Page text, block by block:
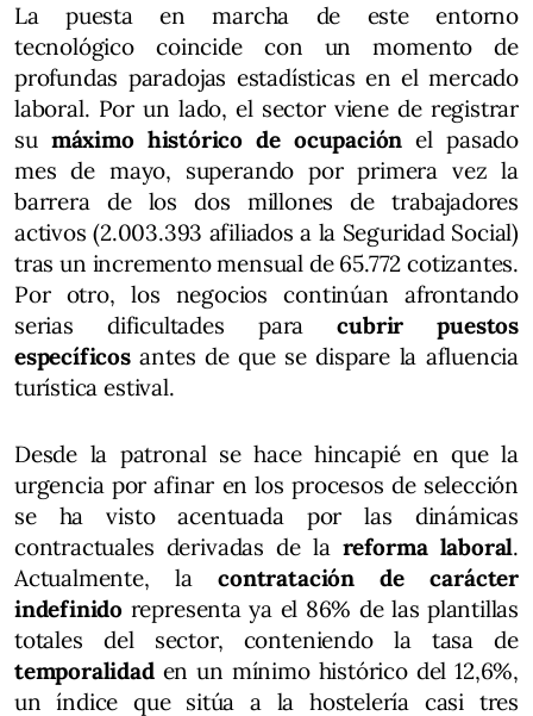
La puesta en marcha de este entorno
tecnológico coincide con un momento de
profundas paradojas estadísticas en el mercado
laboral. Por un lado, el sector viene de registrar
sumáximo histórico de ocupación el pasado
mes de mayo, superando por primera vez la
barrera de los dos millones de trabajadores
activos (2.003.393 afiliados a la Seguridad Social)
tras un incremento mensual de 65.772 cotizantes.
Por otro, los negocios continúan afrontando
serias dificultades paracubrir
puestos
específicosantes de que se dispare la afluencia
turística estival.
Desde la patronal se hace hincapié en que la
urgencia por afinar en los procesos de selección
se ha visto acentuada por las dinámicas
contractuales derivadas de la reforma laboral.
Actualmente, lacontratación de carácter
indefinido representa ya el 86% de las plantillas
totales del sector, conteniendo la tasa de
temporalidad en un mínimo histórico del 12,6%,
un índice que sitúa a la hostelería casi tres